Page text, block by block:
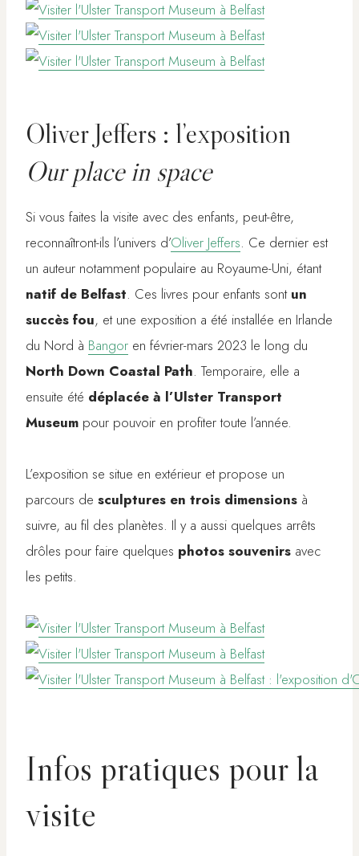
Oliver Jeffers : l’exposition
Our place in space
Si vous faites la visite avec des enfants, peut-être,
reconnaîtront-ils l’univers d’Oliver Jeffers. Ce dernier est
un auteur notamment populaire au Royaume-Uni, étant
natif de Belfast. Ces livres pour enfants sont un
succès fou, et une exposition a été installée en Irlande
du Nord à Bangor en février-mars 2023 le long du
North Down Coastal Path. Temporaire, elle a
ensuite été déplacée à l’Ulster Transport
Museum pour pouvoir en profiter toute l’année.
L’exposition se situe en extérieur et propose un
parcours de sculptures en trois dimensions à
suivre, au fil des planètes. Il y a aussi quelques arrêts
drôles pour faire quelques photos souvenirs avec
les petits.
Infos pratiques pour la
visite